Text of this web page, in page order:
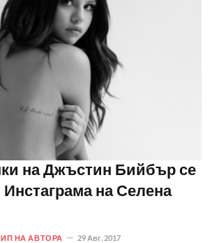
на Джъстин Бийбър се
на Селена
НА АВТОРА 29 Авг. 2017